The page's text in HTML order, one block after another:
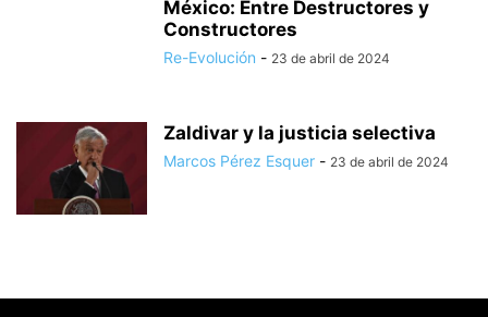
México: Entre Destructores y
Constructores
Re-Evolución - 23 de abril de 2024
Zaldivar y la justicia selectiva
Marcos Pérez Esquer - 23 de abril de 2024